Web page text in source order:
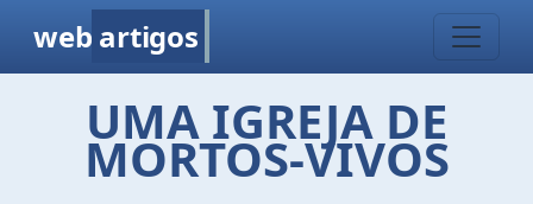
web artigos
UMA IGREJA DE
MORTOS-VIVOS